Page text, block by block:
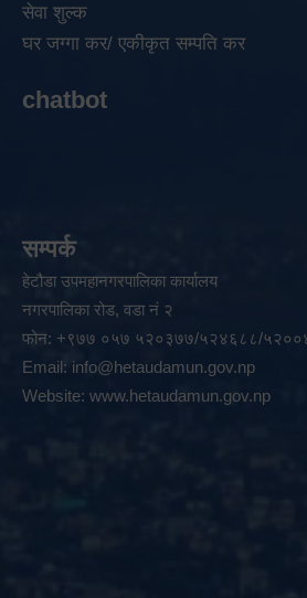
सेवा शुल्क
घर जग्गा कर/ एकीकृत सम्पति कर
chatbot
सम्पर्क
हेटौडा उपमहानगरपालिका कार्यालय
नगरपालिका रोड, वडा नं २
फोन: +९७७ ०५७ ५२०३७७/५२४६८८/
Email: info@hetaudamun.gov.np
Website: www.hetaudamun.gov.np